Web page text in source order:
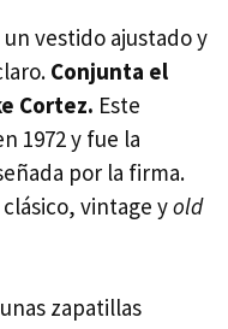
vestido ajustado y
Conjunta el
Cortez. Este
1972 y fue la
por la firma.
vintage yold
zapatillas